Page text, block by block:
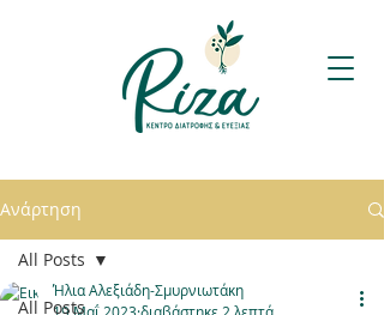
Ανάρτηση
All Posts
All Posts
Ήλια Αλεξιάδη-Σμυρνιωτάκη